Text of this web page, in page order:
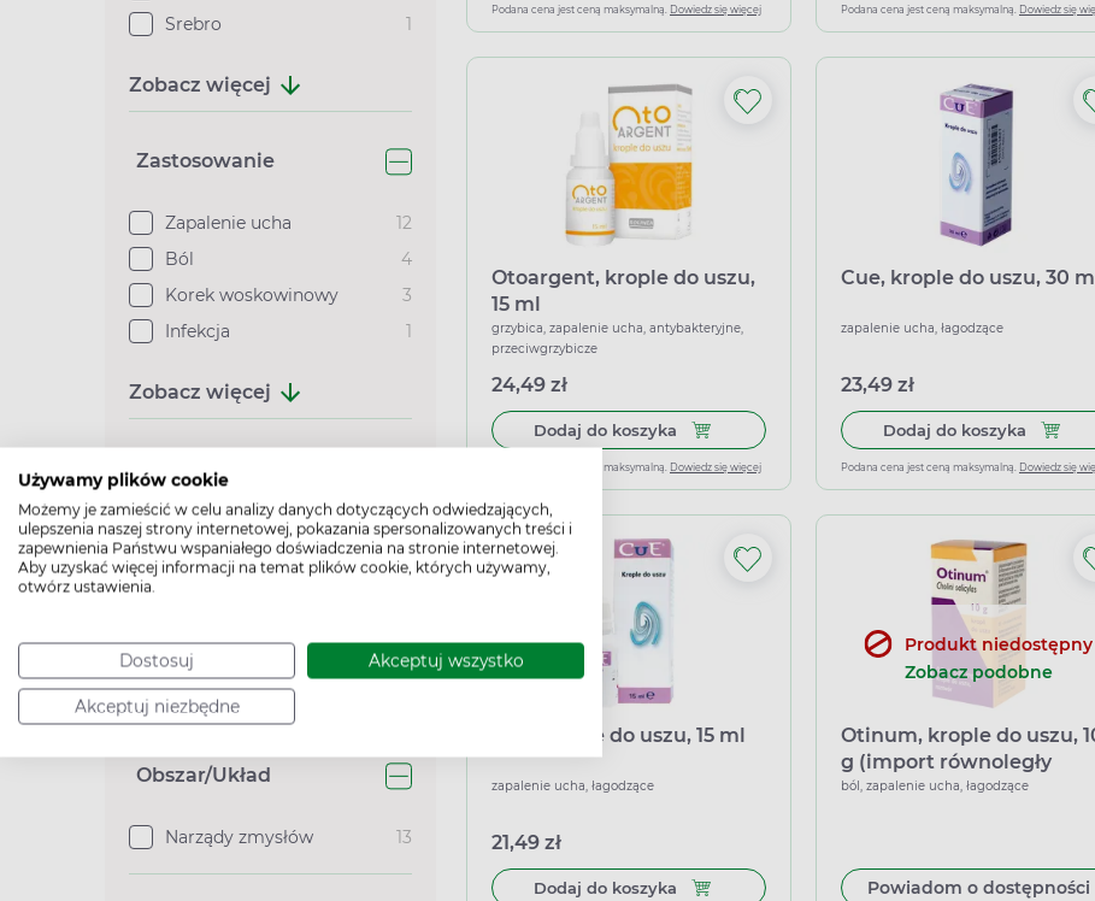
Używamy plików cookie
Możemy je zamieścić w celu analizy danych dotyczących odwiedzających,
ulepszenia naszej strony internetowej, pokazania spersonalizowanych treści i
zapewnienia Państwu wspaniałego doświadczenia na stronie internetowej.
Aby uzyskać więcej informacji na temat plików cookie, których używamy,
otwórz ustawienia.
Dostosuj Akceptuj wszystko
Akceptuj niezbędne
Srebro
1
Zobacz więcej
Zastosowanie
Zapalenie ucha
12
Ból
4
Korek woskowinowy
3
Infekcja
1
Zobacz więcej
Grupa wiekowa
Dorosły
15
Dziecko
5
Senior
5
Zobacz więcej
Obszar/Układ
Narządy zmysłów 13
Podana cena jest ceną maksymalną. Dowiedz się więcej Podana cena jest ceną maksymalną. Dowiedz się
Otoargent, krople do uszu,
15 ml
grzybica, zapalenie ucha, antybakteryjne,
przeciwgrzybicze
24,49 zł
Dodaj do koszyka Dodaj do koszyka Otoargent, krople do uszu, 15 ml
Podana cena jest ceną maksymalną. Dowiedz się więcej
Cue, krople do uszu, 30
zapalenie ucha, łagodzące
23,49 zł
Dodaj do koszyka Dodaj
Podana cena jest ceną maksymalną. Dowiedz się
Cue, krople do uszu, 15 ml
zapalenie ucha, łagodzące
21,49 zł
Dodaj do koszyka Dodaj do koszyka Cue, krople do uszu, 15 ml
Produkt niedostępny
Zobacz podobne
Otinum, krople do uszu,
g (import równoległy
Inpharm)
ból, zapalenie ucha, łagodzące
Powiadom o dostępności